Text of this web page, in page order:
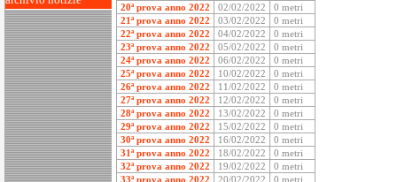
20ª prova anno 2022
02/02/2022
0 metri
21ª prova anno 2022
03/02/2022
0 metri
22ª prova anno 2022
04/02/2022
0 metri
23ª prova anno 2022
05/02/2022
0 metri
24ª prova anno 2022
06/02/2022
0 metri
25ª prova anno 2022
10/02/2022
0 metri
26ª prova anno 2022
11/02/2022
0 metri
27ª prova anno 2022
12/02/2022
0 metri
28ª prova anno 2022
13/02/2022
0 metri
29ª prova anno 2022
15/02/2022
0 metri
30ª prova anno 2022
16/02/2022
0 metri
31ª prova anno 2022
18/02/2022
0 metri
32ª prova anno 2022
19/02/2022
0 metri
33ª prova anno 2022
20/02/2022
0 metri